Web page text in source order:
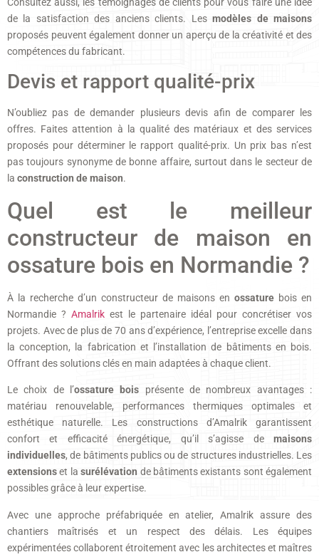
de la satisfaction des anciens clients. Lesmodèles de maisons
proposés peuvent également donner un aperçu de la créativité et des
compétences du fabricant.
Devis et rapport qualité-prix
N’oubliez pas de demander plusieurs devis afin de comparer les
offres. Faites attention à la qualité des matériaux et des services
proposés pour déterminer le rapport qualité-prix. Un prix bas n’est
pas toujours synonyme de bonne affaire, surtout dans le secteur de
la construction de maison.
Quel est le meilleur
constructeur de maison en
ossature bois en Normandie ?
À la recherche d’un constructeur de maisons en ossature bois en
Normandie ? Amalrik est le partenaire idéal pour concrétiser vos
projets. Avec de plus de 70 ans d’expérience, l’entreprise excelle dans
la conception, la fabrication et l’installation de bâtiments en bois.
Offrant des solutions clés en main adaptées à chaque client.
Le choix de l’ossature bois présente de nombreux avantages :
matériau renouvelable, performances thermiques optimales et
esthétique naturelle. Les constructions d’Amalrik garantissent
confort et efficacité énergétique, qu’il s’agisse de maisons
individuelles, de bâtiments publics ou de structures industrielles. Les
extensionset lasurélévation de bâtiments existants sont également
possibles grâce à leur expertise.
Avec une approche préfabriquée en atelier, Amalrik assure des
chantiers maîtrisés et un respect des délais. Les équipes
expérimentées collaborent étroitement avec les architectes et maîtres